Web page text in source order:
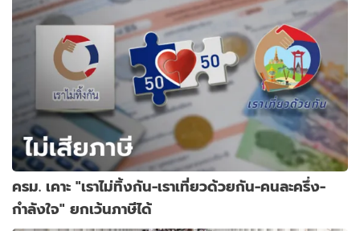
ครม. เคาะ "เราไม่ทิ้งกัน-เราเที่ยวด้วยกัน-คนละครึ่ง-
กำลังใจ" ยกเว้นภาษีได้